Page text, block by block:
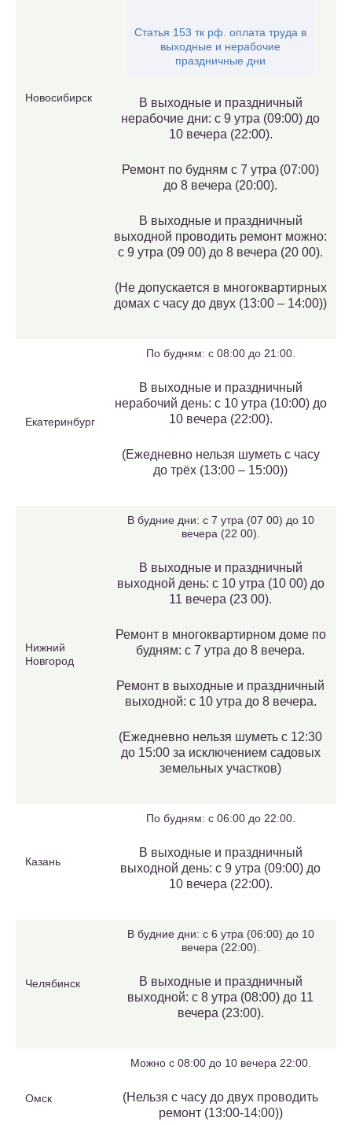
Новосибирск
Статья 153 тк рф. оплата труда в
выходные и нерабочие
праздничные дни
В выходные и праздничный
нерабочие дни: с 9 утра (09:00) до
10 вечера (22:00).
Ремонт по будням с 7 утра (07:00)
до 8 вечера (20:00).
В выходные и праздничный
выходной проводить ремонт можно:
с 9 утра (09 00) до 8 вечера (20 00).
(Не допускается в многоквартирных
домах с часу до двух (13:00 – 14:00))
Екатеринбург
По будням: с 08:00 до 21:00.
В выходные и праздничный
нерабочий день: с 10 утра (10:00) до
10 вечера (22:00).
(Ежедневно нельзя шуметь с часу
до трёх (13:00 – 15:00))
Нижний
Новгород
В будние дни: с 7 утра (07 00) до 10
вечера (22 00).
В выходные и праздничный
выходной день: с 10 утра (10 00) до
11 вечера (23 00).
Ремонт в многоквартирном доме по
будням: с 7 утра до 8 вечера.
Ремонт в выходные и праздничный
выходной: с 10 утра до 8 вечера.
(Ежедневно нельзя шуметь с 12:30
до 15:00 за исключением садовых
земельных участков)
Казань
По будням: с 06:00 до 22:00.
В выходные и праздничный
выходной день: с 9 утра (09:00) до
10 вечера (22:00).
Челябинск
В будние дни: с 6 утра (06:00) до 10
вечера (22:00).
В выходные и праздничный
выходной: с 8 утра (08:00) до 11
вечера (23:00).
Омск
Можно с 08:00 до 10 вечера 22:00.
(Нельзя с часу до двух проводить
ремонт (13:00-14:00))